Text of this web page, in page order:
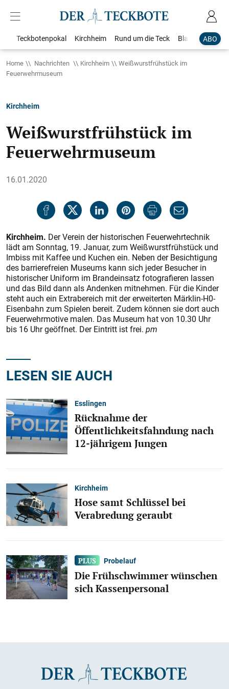
ABO
Teckbotenpokal Kirchheim Rund um die Teck Blaulicht
Home Nachrichten Kirchheim
Weißwurstfrühstück im
Feuerwehrmuseum
Kirchheim
Weißwurstfrühstück im
Feuerwehrmuseum
16.01.2020
Kirchheim. Der Verein der historischen Feuerwehrtechnik
lädt am Sonntag, 19. Januar, zum Weißwurstfrühstück und
Imbiss mit Kaffee und Kuchen ein. Neben der Besichtigung
des barrierefreien Museums kann sich jeder Besucher in
historischer Uniform im Brandeinsatz fotografieren lassen
und das Bild dann als Andenken mitnehmen. Für die Kinder
steht auch ein Extrabereich mit der erweiterten Märklin-H0-
Eisenbahn zum Spielen bereit. Zudem können sie dort auch
Feuerwehrmotive malen. Das Museum hat von 10.30 Uhr
bis 16 Uhr geöffnet. Der Eintritt ist frei. pm
LESEN SIE AUCH
Esslingen
Rücknahme der
Öffentlichkeitsfahndung nach
12-jährigem Jungen
Kirchheim
Hose samt Schlüssel bei
Verabredung geraubt
Probelauf
Die Frühschwimmer wünschen
sich Kassenpersonal